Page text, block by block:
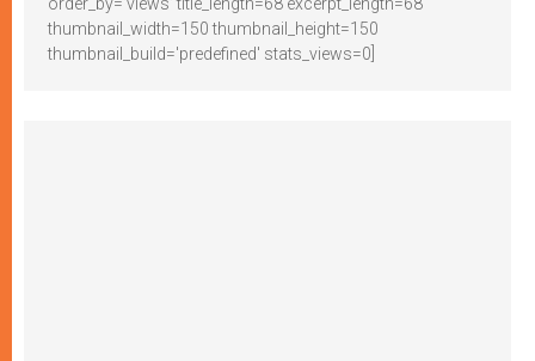
thumbnail_width=150 thumbnail_height=150
thumbnail_build='predefined' stats_views=0]